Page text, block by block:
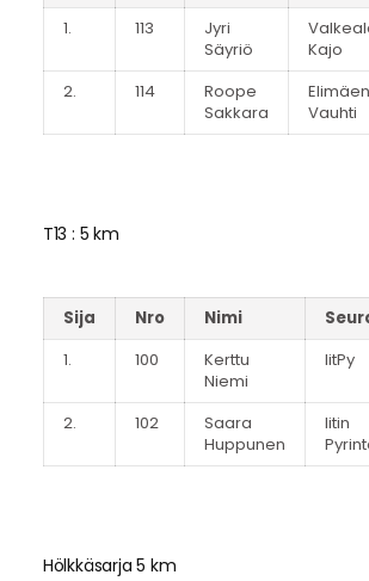
1.
113
Jyri
Säyriö
Kajo
2. 114
Roope
Sakkara
Elimäen
Vauhti
T13 : 5 km
Sija Nro Nimi
1.
100
Kerttu
Niemi
IitPy
2. 102
Saara
Huppunen
Iitin
Hölkkäsarja 5 km